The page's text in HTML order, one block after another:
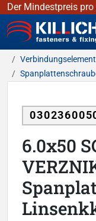
Der Mindestpreis
KILLICH -
6.0x50